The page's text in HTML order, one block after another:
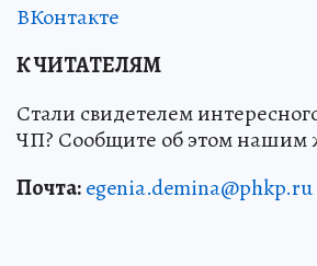
ВКонтакте
К ЧИТАТЕЛЯМ
Стали свидетелем
ЧП? Сообщите об этом нашим
Почта:egenia.demina@phkp.ru